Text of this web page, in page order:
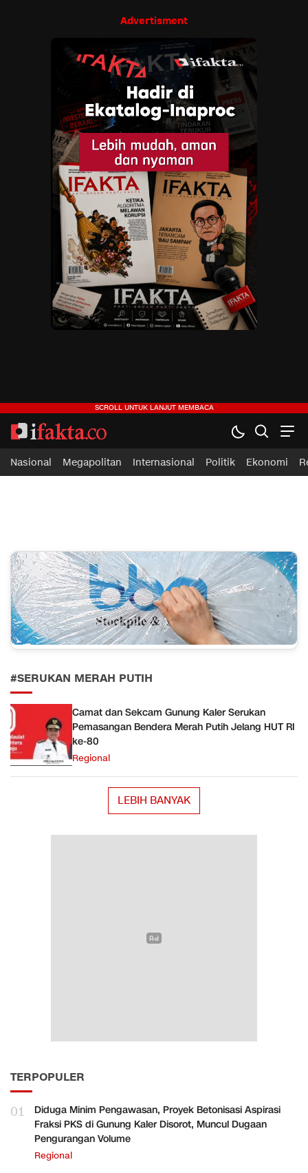
Advertisment
ifakta.co
#pastibenar
Nasional Megapolitan Internasional Politik Ekonomi
#SERUKAN MERAH PUTIH
Camat dan Sekcam Gunung Kaler Serukan
Pemasangan Bendera Merah Putih Jelang HUT RI
ke-80
Regional
LEBIH BANYAK
TERPOPULER
01
Diduga Minim Pengawasan, Proyek Betonisasi Aspirasi
Fraksi PKS di Gunung Kaler Disorot, Muncul Dugaan
Pengurangan Volume
Regional